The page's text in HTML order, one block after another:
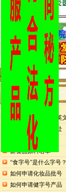
用户名：
站内公告
检测报告封面缩写英
申请专利的25个好处
药食同源目录
新食品原料名单
“食字号”是什么字号？
如何申请化妆品批号
如何申请健字号产品